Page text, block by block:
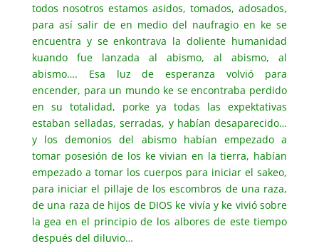
todos nosotros estamos asidos, tomados, adosados,
para así salir de en medio del naufragio en ke se
encuentra y se enkontrava la doliente humanidad
kuando fue lanzada al abismo, al abismo, al
abismo…. Esa luz de esperanza volvió para
encender, para un mundo ke se encontraba perdido
en su totalidad, porke ya todas las expektativas
estaban selladas, serradas, y habían desaparecido…
y los demonios del abismo habían empezado a
tomar posesión de los ke vivian en la tierra, habían
empezado a tomar los cuerpos para iniciar el sakeo,
para iniciar el pillaje de los escombros de una raza,
de una raza de hijos de DIOS ke vivía y ke vivió sobre
la gea en el principio de los albores de este tiempo
después del diluvio…